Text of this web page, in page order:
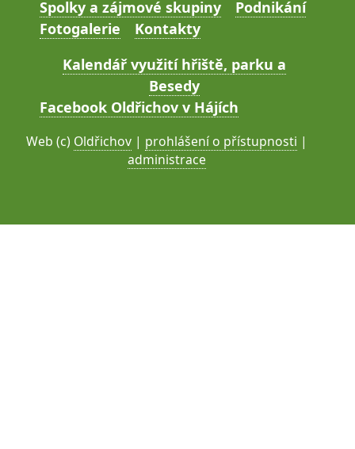
Spolky a zájmové skupiny
Podnikání
Fotogalerie
Kontakty
Kalendář využití hřiště, parku a
Besedy
Facebook Oldřichov v Hájích
Web (c) Oldřichov | prohlášení o přístupnosti |
administrace